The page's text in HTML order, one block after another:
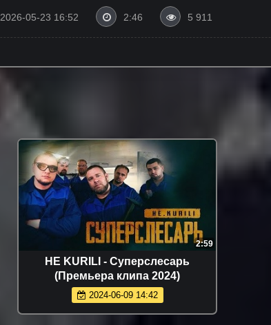
2026-05-23 16:52 2:46 5 911
2:59
HE KURILI - Суперслесарь
(Премьера клипа 2024)
2024-06-09 14:42